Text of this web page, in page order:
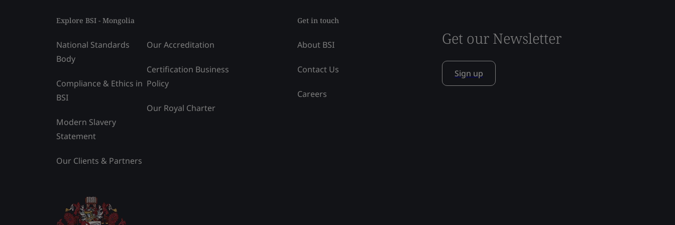
Explore BSI - Mongolia
National Standards
Body
Compliance & Ethics in
BSI
Modern Slavery
Statement
Our Clients & Partners
Our Accreditation
Certification Business
Policy
Our Royal Charter
Get in touch
About BSI
Contact Us
Careers
Get our Newsletter
Sign up